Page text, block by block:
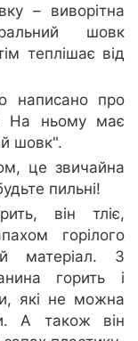
– виворітна
шовк
теплішає від
написано про
На ньому має
шовк".
це звичайна
пильні!
він тліє,
горілого
матеріал. З
горить і
які не можна
А також він